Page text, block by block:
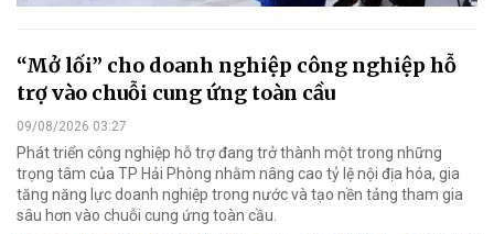
“Mở lối” cho doanh nghiệp công nghiệp hỗ
trợ vào chuỗi cung ứng toàn cầu
09/08/2026 03:27
Phát triển công nghiệp hỗ trợ đang trở thành một trong những
trọng tâm của TP Hải Phòng nhằm nâng cao tỷ lệ nội địa hóa, gia
tăng năng lực doanh nghiệp trong nước và tạo nền tảng tham gia
sâu hơn vào chuỗi cung ứng toàn cầu.